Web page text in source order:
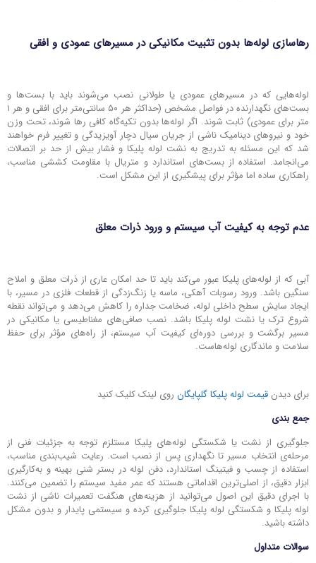
رهاسازی لوله‌ها بدون تثبیت مکانیکی در مسیرهای عمودی و افقی
لوله‌هایی که در مسیرهای عمودی یا طولانی نصب می‌شوند باید با بست‌ها و
بست‌های نگهدارنده در فواصل مشخص (حداکثر هر ۵۰ سانتی‌متر برای افقی و هر ۱
متر برای عمودی) ثابت شوند. اگر لوله‌ها بدون تکیه‌گاه کافی رها شوند، تحت وزن
خود و نیروهای دینامیک ناشی از جریان سیال دچار آویزیدگی و تغییر فرم خواهند
شد که این مسئله به تدریج به نشت لوله پلیکا و فشار بیش از حد بر اتصالات
می‌انجامد. استفاده از بست‌های استاندارد و متریال با مقاومت کششی مناسب،
راهکاری ساده اما مؤثر برای پیشگیری از این مشکل است.
عدم توجه به کیفیت آب سیستم و ورود ذرات معلق
آبی که از لوله‌های پلیکا عبور می‌کند باید تا حد امکان عاری از ذرات معلق و املاح
سنگین باشد. ورود رسوبات آهکی، ماسه یا زنگ‌زدگی از قطعات فلزی در مسیر، با
ایجاد سایش سطح داخلی لوله، ضخامت جداره را کاهش می‌دهد و می‌تواند نقطه
شروع ترک یا نشت لوله پلیکا باشد. نصب صافی‌های مغناطیسی یا مکانیکی در
مسیر برگشت و بررسی دوره‌ای کیفیت آب سیستم، از راه‌های مؤثر برای حفظ
سلامت و ماندگاری لوله‌هاست.
برای دیدن قیمت لوله پلیکا گلپایگان روی لینک کلیک کنید
جمع بندی
جلوگیری از نشت یا شکستگی لوله‌های پلیکا مستلزم توجه به جزئیات فنی از
مرحله‌ی انتخاب مسیر تا نگهداری پس از نصب است. رعایت شیب‌بندی مناسب،
استفاده از چسب و فیتینگ استاندارد، دفن لوله در بستر شنی بهینه و به‌کارگیری
ابزار دقیق، از اصلی‌ترین اقداماتی هستند که عمر مفید سیستم را تضمین می‌کنند.
با اجرای دقیق این اصول می‌توانید از هزینه‌های هنگفت تعمیرات ناشی از نشت
لوله پلیکا و شکستگی لوله پلیکا جلوگیری کرده و سیستمی پایدار و بدون مشکل
داشته باشید.
سوالات متداول